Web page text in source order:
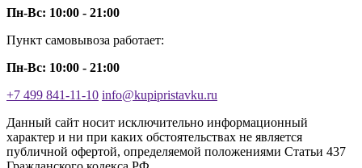
Пн-Вс: 10:00 - 21:00
Пункт самовывоза работает:
Пн-Вс: 10:00 - 21:00
+7 499 841-11-10 info@kupipristavku.ru
Данный сайт носит исключительно информационный
характер и ни при каких обстоятельствах не является
публичной офертой, определяемой положениями Статьи 437